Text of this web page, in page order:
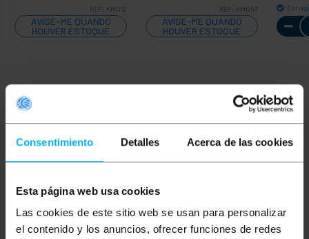
Consentimiento Detalles Acerca de las cookies
Esta página web usa cookies
Las cookies de este sitio web se usan para personalizar
el contenido y los anuncios, ofrecer funciones de redes
REF: KM012
AVISE-ME QUANDO
HOUVER ESTOQUE
REF: KM057
AVISE-ME QUANDO
HOUVER ESTOQUE
Palavras-chave
Não encontrou o que estava procurando?
Este tópico pode ajudá-lo
bateria
eletricidade elétrica circuito